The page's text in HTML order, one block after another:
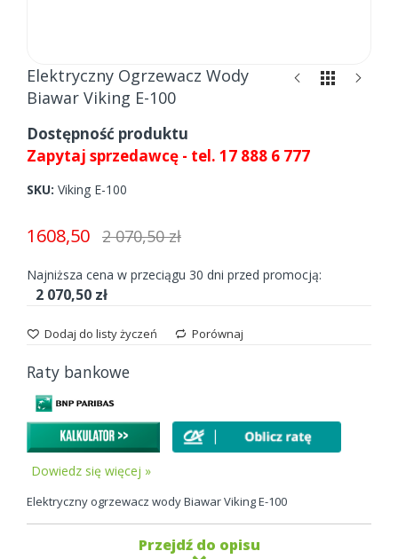
Skip
to
beginning
of
the
images
Elektryczny Ogrzewacz Wody
Biawar Viking E-100
Dostępność produktu
Zapytaj sprzedawcę - tel. 17 888 6 777
SKU Viking E-100
1608,50 2 070,50 zł
Najniższa cena w przeciągu 30 dni przed promocją:
2 070,50 zł
Dodaj do listy życzeń Porównaj
Raty bankowe
Dowiedz się więcej »
Elektryczny ogrzewacz wody Biawar Viking E-100
Przejdź do opisu